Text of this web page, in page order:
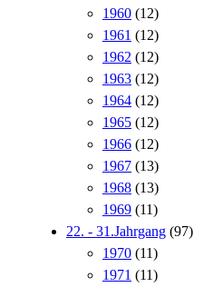
1960 (12)
1961 (12)
1962 (12)
1963 (12)
1964 (12)
1965 (12)
1966 (12)
1967 (13)
1968 (13)
1969 (11)
22. - 31.Jahrgang (97)
1970 (11)
1971 (11)